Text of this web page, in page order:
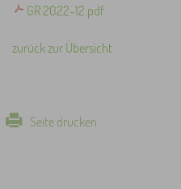
GR 2022-12.pdf
zurück zur Übersicht
Seite drucken